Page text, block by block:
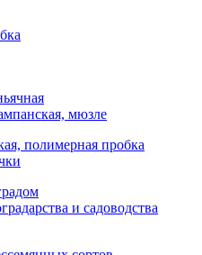
мюзле
полимерная пробка
и садоводства